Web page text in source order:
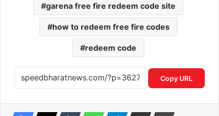
garena free fire redeem code site
how to redeem free fire codes
redeem code
Copy URL